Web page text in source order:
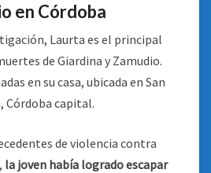
en Córdoba
Laurta es el principal
de Giardina y Zamudio.
en su casa, ubicada en San
Córdoba capital.
de violencia contra
la joven había logrado escapar